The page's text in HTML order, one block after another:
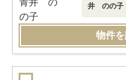
井 のの子
物件